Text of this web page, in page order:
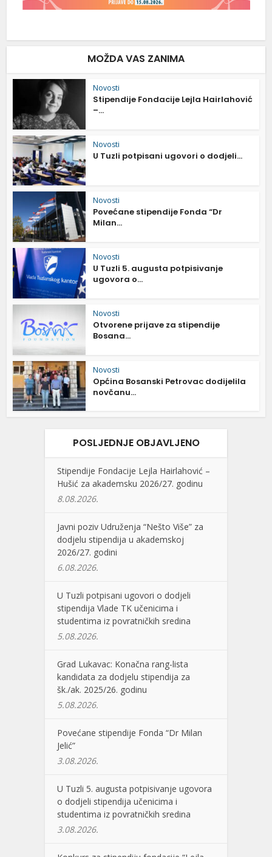
MOŽDA VAS ZANIMA
Novosti
Stipendije Fondacije Lejla Hairlahović
–...
Novosti
U Tuzli potpisani ugovori o dodjeli...
Novosti
Povećane stipendije Fonda “Dr
Milan...
Novosti
U Tuzli 5. augusta potpisivanje
ugovora o...
Novosti
Otvorene prijave za stipendije
Bosana...
Novosti
Općina Bosanski Petrovac dodijelila
novčanu...
POSLJEDNJE OBJAVLJENO
Stipendije Fondacije Lejla Hairlahović –
Hušić za akademsku 2026/27. godinu
8.08.2026.
Javni poziv Udruženja “Nešto Više” za
dodjelu stipendija u akademskoj
2026/27. godini
6.08.2026.
U Tuzli potpisani ugovori o dodjeli
stipendija Vlade TK učenicima i
studentima iz povratničkih sredina
5.08.2026.
Grad Lukavac: Konačna rang-lista
kandidata za dodjelu stipendija za
šk./ak. 2025/26. godinu
5.08.2026.
Povećane stipendije Fonda “Dr Milan
Jelić”
3.08.2026.
U Tuzli 5. augusta potpisivanje ugovora
o dodjeli stipendija učenicima i
studentima iz povratničkih sredina
3.08.2026.